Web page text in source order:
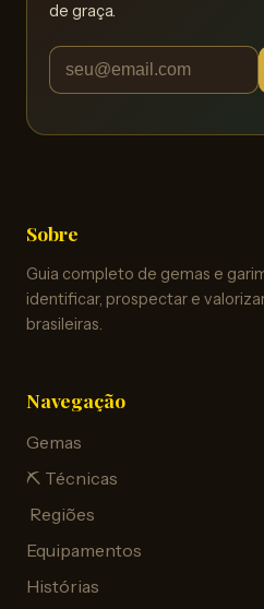
de graça.
Sobre
Guia completo de gemas e
identificar, prospectar e
brasileiras.
Navegação
Gemas
⛏️ Técnicas
️ Regiões
Equipamentos
Histórias